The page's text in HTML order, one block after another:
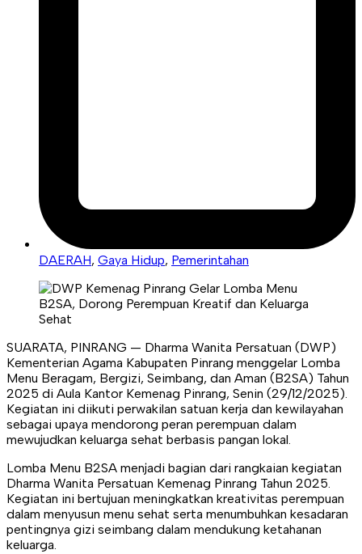
DAERAH, Gaya Hidup, Pemerintahan
SUARATA, PINRANG — Dharma Wanita Persatuan (DWP)
Kementerian Agama Kabupaten Pinrang menggelar Lomba
Menu Beragam, Bergizi, Seimbang, dan Aman (B2SA) Tahun
2025 di Aula Kantor Kemenag Pinrang, Senin (29/12/2025).
Kegiatan ini diikuti perwakilan satuan kerja dan kewilayahan
sebagai upaya mendorong peran perempuan dalam
mewujudkan keluarga sehat berbasis pangan lokal.
Lomba Menu B2SA menjadi bagian dari rangkaian kegiatan
Dharma Wanita Persatuan Kemenag Pinrang Tahun 2025.
Kegiatan ini bertujuan meningkatkan kreativitas perempuan
dalam menyusun menu sehat serta menumbuhkan kesadaran
pentingnya gizi seimbang dalam mendukung ketahanan
keluarga.